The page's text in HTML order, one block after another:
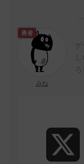
勇者
みね
ゲ